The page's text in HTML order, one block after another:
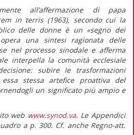
all’affermazione di papa
in terris (1963), secondo cui la
delle donne è un «segno dei
una sintesi ragionata delle
nel processo sinodale e afferma
interpella la comunità ecclesiale
subire le trasformazioni
stessa artefice proattiva del
un significato più ampio e
web www.synod.va. Le Appendici
a p. 300. Cf. anche Regno-att.